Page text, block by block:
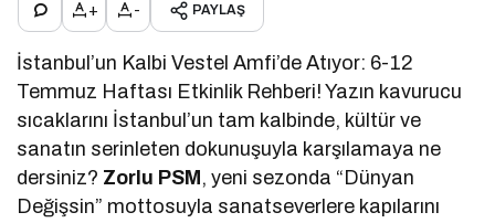
+ - PAYLAŞ
İstanbul’un Kalbi Vestel Amfi’de Atıyor: 6-12
Temmuz Haftası Etkinlik Rehberi! Yazın kavurucu
sıcaklarını İstanbul’un tam kalbinde, kültür ve
sanatın serinleten dokunuşuyla karşılamaya ne
dersiniz? Zorlu PSM , yeni sezonda “Dünyan
Değişsin” mottosuyla sanatseverlere kapılarını